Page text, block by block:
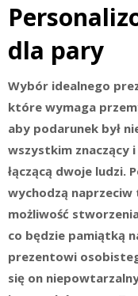
dla pary
Wybór idealnego
które wymaga
aby podarunek był
wszystkim znaczący
łączącą dwoje ludzi.
wychodzą
możliwość
co będzie pamiątką
prezentowi
się on